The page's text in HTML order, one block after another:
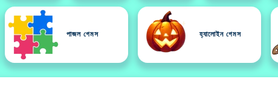
পাজল গেমস হ্যালোইন গেমস